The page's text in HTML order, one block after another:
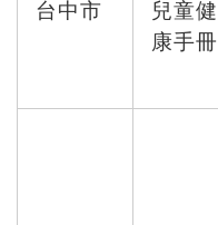
台中市
兒童健
康手冊